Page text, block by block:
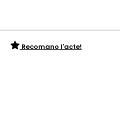
Recomano l'acte!